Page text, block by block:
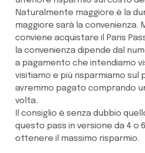
Naturalmente maggiore è la
maggiore sarà la convenienza.
conviene acquistare il Paris
la convenienza dipende dal
a pagamento che intendiamo
visitiamo e più risparmiamo sul
avremmo pagato comprando
volta.
Il consiglio è senza dubbio
questo pass in versione da 4 o
ottenere il massimo risparmio.